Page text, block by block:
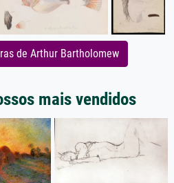
de Arthur Bartholomew
mais vendidos